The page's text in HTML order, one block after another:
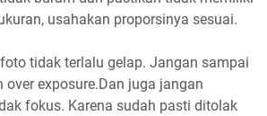
usahakan proporsinya sesuai.
tidak terlalu gelap. Jangan sampai
over exposure.Dan juga jangan
fokus. Karena sudah pasti ditolak